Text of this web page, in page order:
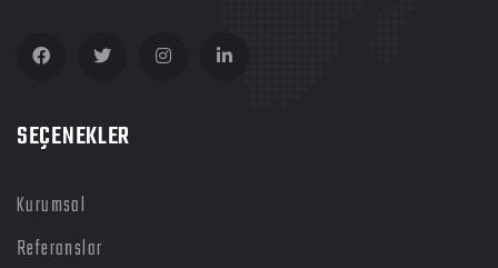
SEÇENEKLER
Kurumsal
Referanslar